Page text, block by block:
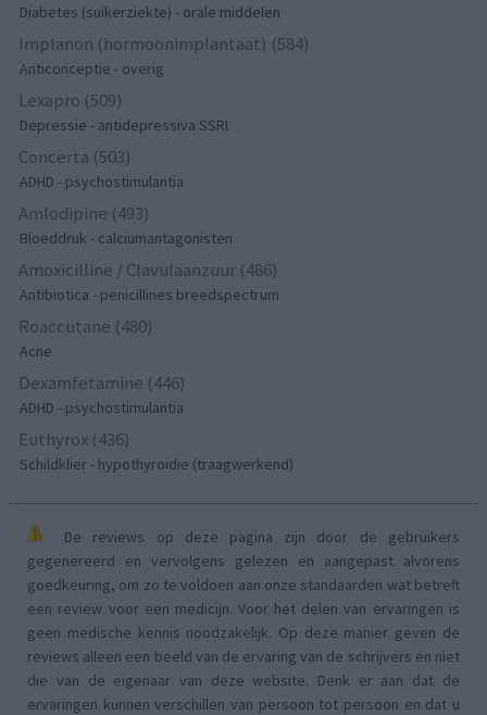
Diabetes (suikerziekte) - orale middelen
Implanon (hormoonimplantaat) (584)
Anticonceptie - overig
Lexapro (509)
Depressie - antidepressiva SSRI
Concerta (503)
ADHD - psychostimulantia
Amlodipine (493)
Bloeddruk - calciumantagonisten
Amoxicilline / Clavulaanzuur (486)
Antibiotica - penicillines breedspectrum
Roaccutane (480)
Acne
Dexamfetamine (446)
ADHD - psychostimulantia
Euthyrox (436)
Schildklier - hypothyroidie (traagwerkend)
De reviews op deze pagina zijn door de gebruikers
gegenereerd en vervolgens gelezen en aangepast alvorens
goedkeuring, om zo te voldoen aan onze standaarden wat betreft
een review voor een medicijn. Voor het delen van ervaringen is
geen medische kennis noodzakelijk. Op deze manier geven de
reviews alleen een beeld van de ervaring van de schrijvers en niet
die van de eigenaar van deze website. Denk er aan dat de
ervaringen kunnen verschillen van persoon tot persoon en dat u